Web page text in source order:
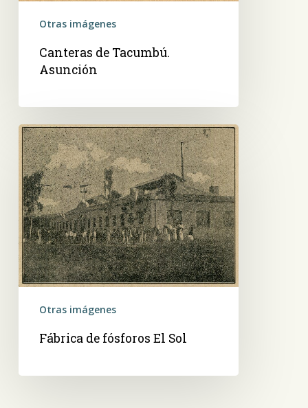
Otras imágenes
Canteras de Tacumbú.
Asunción
Fábrica
de
fósforos
El
Sol
Otras imágenes
Fábrica de fósforos El Sol